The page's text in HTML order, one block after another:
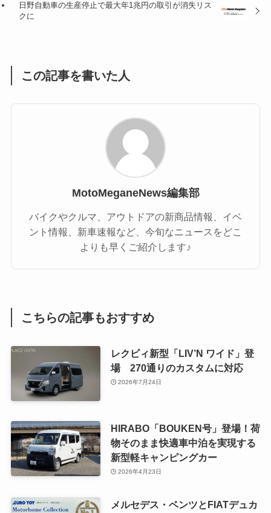
(1) (55)
日野自動車の生産停止で最大年1兆円の取引が消失リス
クに
この記事を書いた人
MotoMeganeNews編集部
バイクやクルマ、アウトドアの新商品情報、イベ
ント情報、新車速報など、今旬なニュースをどこ
よりも早くご紹介します♪
こちらの記事もおすすめ
レクビィ新型「LIV’N ワイド」登
場 270通りのカスタムに対応
2026年7月24日
HIRABO「BOUKEN号」登場！荷
物そのまま快適車中泊を実現する
新型軽キャンピングカー
2026年4月23日
メルセデス・ベンツとFIATデュカ